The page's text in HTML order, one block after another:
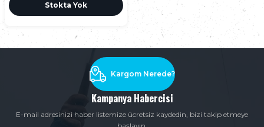
Stokta Yok
Kampanya Habercisi
E-mail adresinizi haber listemize ücretsiz kaydedin, bizi takip etmeye
Kargom Nerede?